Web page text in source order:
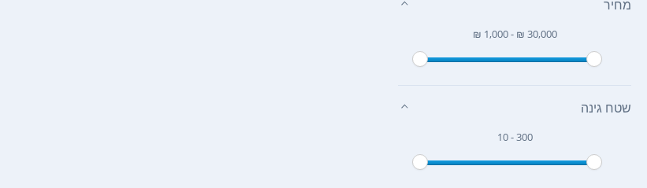
מחיר
₪ 1,000 - ₪ 30,000
שטח גינה
10 - 300